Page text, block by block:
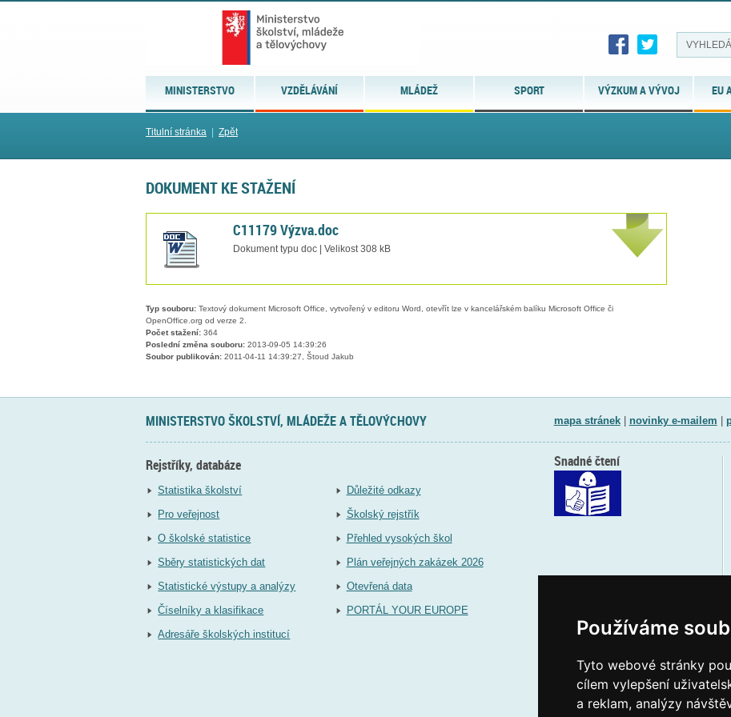
Používáme
Tyto webové stránky
cílem vylepšení
a reklam, analýzy
MINISTERSTVO VZDĚLÁVÁNÍ MLÁDEŽ SPORT VÝZKUM A VÝVOJ EU
Titulní stránka Zpět
DOKUMENT KE STAŽENÍ
C11179 Výzva.doc
Dokument typu doc | Velikost 308 kB
Typ souboru: Textový dokument Microsoft Office, vytvořený v editoru Word, otevřít lze v kancelářském balíku Microsoft Office či
OpenOffice.org od verze 2.
Počet stažení: 364
Poslední změna souboru: 2013-09-05 14:39:26
Soubor publikován: 2011-04-11 14:39:27, Štoud Jakub
MINISTERSTVO ŠKOLSTVÍ, MLÁDEŽE A TĚLOVÝCHOVY mapa stránek| novinky e-mailem
Rejstříky, databáze
Statistika školství
Pro veřejnost
O školské statistice
Sběry statistických dat
Statistické výstupy a analýzy
Číselníky a klasifikace
Adresáře školských institucí
Důležité odkazy
Školský rejstřík
Přehled vysokých škol
Plán veřejných zakázek 2026
Otevřená data
PORTÁL YOUR EUROPE
Snadné čtení